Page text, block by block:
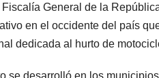
Fiscalía General de la
en el occidente del país
dedicada al hurto de
se desarrolló en los